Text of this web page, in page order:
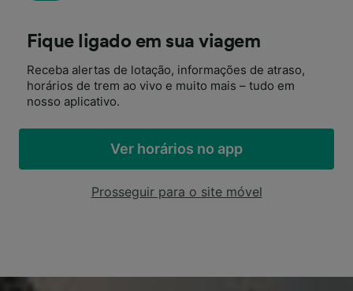
Fique ligado em sua viagem
Receba alertas de lotação, informações de atraso,
horários de trem ao vivo e muito mais – tudo em
nosso aplicativo.
Ver horários no app
Prosseguir para o site móvel